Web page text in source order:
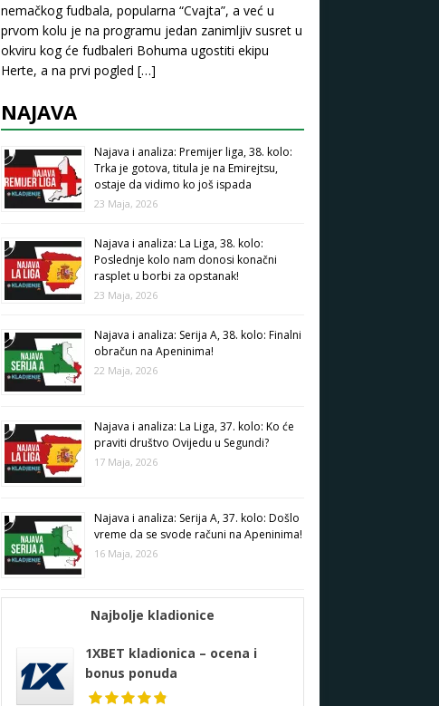
nemačkog fudbala, popularna “Cvajta”, a već u
prvom kolu je na programu jedan zanimljiv susret u
okviru kog će fudbaleri Bohuma ugostiti ekipu
Herte, a na prvi pogled […]
NAJAVA
Najava i analiza: Premijer liga, 38. kolo:
Trka je gotova, titula je na Emirejtsu,
ostaje da vidimo ko još ispada
23 Maja, 2026
Najava i analiza: La Liga, 38. kolo:
Poslednje kolo nam donosi konačni
rasplet u borbi za opstanak!
23 Maja, 2026
Najava i analiza: Serija A, 38. kolo: Finalni
obračun na Apeninima!
22 Maja, 2026
Najava i analiza: La Liga, 37. kolo: Ko će
praviti društvo Ovijedu u Segundi?
17 Maja, 2026
Najava i analiza: Serija A, 37. kolo: Došlo
vreme da se svode računi na Apeninima!
16 Maja, 2026
Najbolje kladionice
1XBET kladionica – ocena i
bonus ponuda